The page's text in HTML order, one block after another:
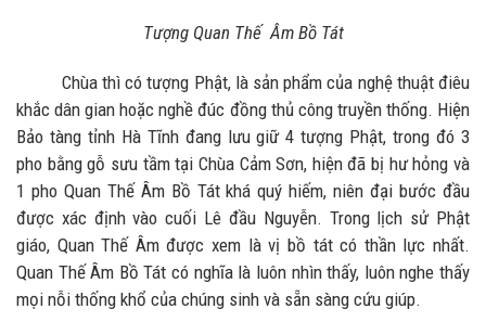
Tượng Quan Thế Âm Bồ Tát
Chùa thì có tượng Phật, là sản phẩm của nghệ thuật điêu
khắc dân gian hoặc nghề đúc đồng thủ công truyền thống. Hiện
Bảo tàng tỉnh Hà Tĩnh đang lưu giữ 4 tượng Phật, trong đó 3
pho bằng gỗ sưu tầm tại Chùa Cảm Sơn, hiện đã bị hư hỏng và
1 pho Quan Thế Âm Bồ Tát khá quý hiếm, niên đại bước đầu
được xác định vào cuối Lê đầu Nguyễn. Trong lịch sử Phật
giáo, Quan Thế Âm được xem là vị bồ tát có thần lực nhất.
Quan Thế Âm Bồ Tát có nghĩa là luôn nhìn thấy, luôn nghe thấy
mọi nỗi thống khổ của chúng sinh và sẵn sàng cứu giúp.